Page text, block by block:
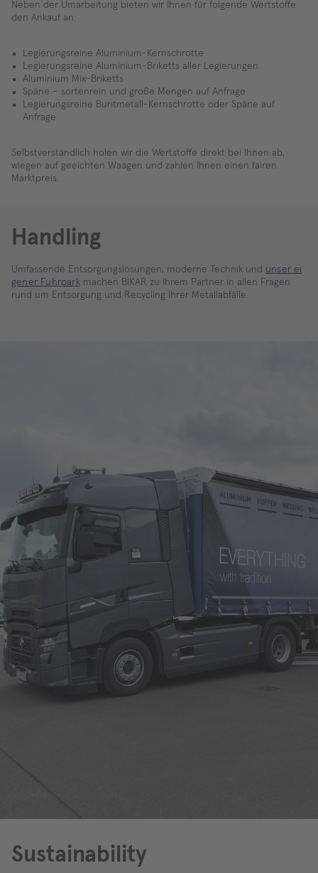
Neben der Umarbeitung bieten wir Ihnen für folgende Wertstoffe
den Ankauf an:
Legierungsreine Aluminium-Kernschrotte
Legierungsreine Aluminium-Briketts aller Legierungen
Aluminium Mix-Briketts
Späne – sortenrein und große Mengen auf Anfrage
Legierungsreine Buntmetall-Kernschrotte oder Späne auf
Anfrage
Selbstverständlich holen wir die Wertstoffe direkt bei Ihnen ab,
wiegen auf geeichten Waagen und zahlen Ihnen einen fairen
Marktpreis.
Handling
Umfassende Entsorgungslösungen, moderne Technik und unser ei
gener Fuhrparkmachen BIKAR zu Ihrem Partner in allen Fragen
rund um Entsorgung und Recycling Ihrer Metallabfälle.
Sustainability